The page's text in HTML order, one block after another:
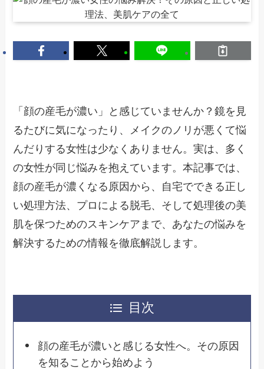
「顔の産毛が濃い」と感じていませんか？鏡を見
るたびに気になったり、メイクのノリが悪くて悩
んだりする女性は少なくありません。実は、多く
の女性が同じ悩みを抱えています。本記事では、
顔の産毛が濃くなる原因から、自宅でできる正し
い処理方法、プロによる脱毛、そして処理後の美
肌を保つためのスキンケアまで、あなたの悩みを
解決するための情報を徹底解説します。
目次
顔の産毛が濃いと感じる女性へ。その原因
を知ることから始めよう